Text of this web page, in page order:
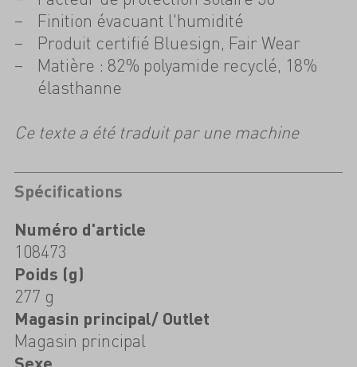
Finition évacuant l'humidité
Produit certifié Bluesign, Fair Wear
Matière : 82% polyamide recyclé, 18%
élasthanne
Ce texte a été traduit par une machine
Spécifications
Numéro d'article
108473
Poids (g)
277 g
Magasin principal/ Outlet
Magasin principal
Sexe